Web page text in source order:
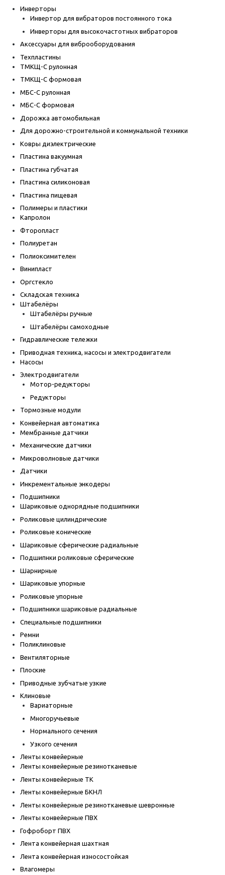
Инверторы
Инвертор для вибраторов постоянного тока
Инверторы для высокочастотных вибраторов
Аксессуары для виброоборудования
Техпластины
ТМКЩ-С рулонная
ТМКЩ-С формовая
МБС-С рулонная
МБС-С формовая
Дорожка автомобильная
Для дорожно-строительной и коммунальной техники
Ковры диэлектрические
Пластина вакуумная
Пластина губчатая
Пластина силиконовая
Пластина пищевая
Полимеры и пластики
Капролон
Фторопласт
Полиуретан
Полиоксимителен
Винипласт
Оргстекло
Складская техника
Штабелёры
Штабелёры ручные
Штабелёры самоходные
Гидравлические тележки
Приводная техника, насосы и электродвигатели
Насосы
Электродвигатели
Мотор-редукторы
Редукторы
Тормозные модули
Конвейерная автоматика
Мембранные датчики
Механические датчики
Микроволновые датчики
Датчики
Инкрементальные энкодеры
Подшипники
Шариковые однорядные подшипники
Роликовые цилиндрические
Роликовые конические
Шариковые сферические радиальные
Подшипнки роликовые сферические
Шарнирные
Шариковые упорные
Роликовые упорные
Подшипники шариковые радиальные
Специальные подшипники
Ремни
Поликлиновые
Вентиляторные
Плоские
Приводные зубчатые узкие
Клиновые
Вариаторные
Многоручьевые
Нормального сечения
Узкого сечения
Ленты конвейерные
Ленты конвейерные резинотканевые
Ленты конвейерные ТК
Ленты конвейерные БКНЛ
Ленты конвейерные резинотканевые шевронные
Ленты конвейерные ПВХ
Гофроборт ПВХ
Лента конвейерная шахтная
Лента конвейерная износостойкая
Влагомеры